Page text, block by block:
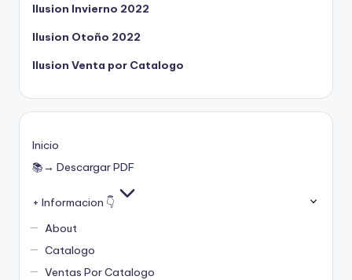
Ilusion Invierno 2022
Ilusion Otoño 2022
Ilusion Venta por Catalogo
Inicio
📚→ Descargar PDF
+ Informacion 👇
About
Catalogo
Ventas Por Catalogo